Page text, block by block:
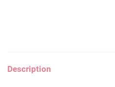
Description